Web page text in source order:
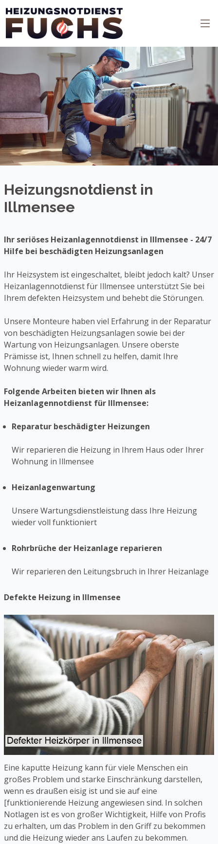
Heizungsnotdienst in
Illmensee
Ihr seriöses Heizanlagennotdienst in Illmensee - 24/7
Hilfe bei beschädigten Heizungsanlagen
Ihr Heizsystem ist eingeschaltet, bleibt jedoch kalt? Unser
Heizanlagennotdienst für Illmensee unterstützt Sie bei
Ihrem defekten Heizsystem und behebt die Störungen.
Unsere Monteure haben viel Erfahrung in der Reparatur
von beschädigten Heizungsanlagen sowie bei der
Wartung von Heizungsanlagen. Unsere oberste
Prämisse ist, Ihnen schnell zu helfen, damit Ihre
Wohnung wieder warm wird.
Folgende Arbeiten bieten wir Ihnen als
Heizanlagennotdienst für Illmensee:
Reparatur beschädigter Heizungen
Wir reparieren die Heizung in Ihrem Haus oder Ihrer
Wohnung in Illmensee
Heizanlagenwartung
Unsere Wartungsdienstleistung dass Ihre Heizung
wieder voll funktioniert
Rohrbrüche der Heizanlage reparieren
Wir reparieren den Leitungsbruch in Ihrer Heizanlage
Defekte Heizung in Illmensee
Eine kaputte Heizung kann für viele Menschen ein
großes Problem und starke Einschränkung darstellen,
wenn es draußen eisig ist und sie auf eine
[funktionierende Heizung angewiesen sind. In solchen
Notlagen ist es von großer Wichtigkeit, Hilfe von Profis
zu erhalten, um das Problem in den Griff zu bekommen
und die Heizung wieder ans Laufen zu bekommen.